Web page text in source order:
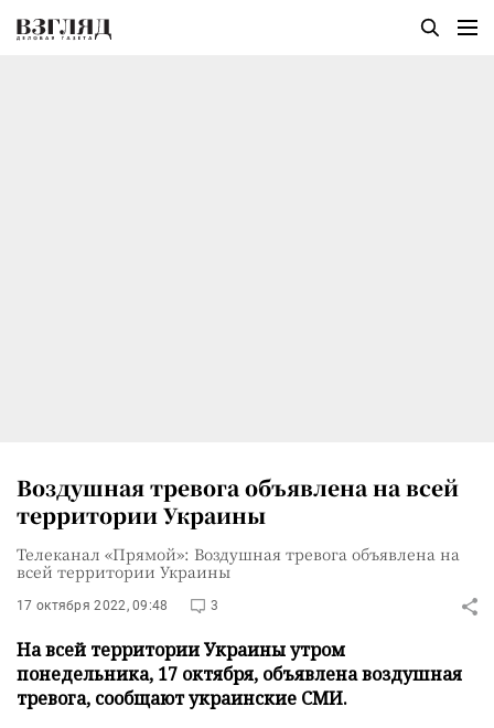
Воздушная тревога объявлена на всей
территории Украины
Телеканал «Прямой»: Воздушная тревога объявлена на
всей территории Украины
17 октября 2022, 09:48 3
На всей территории Украины утром
понедельника, 17 октября, объявлена воздушная
тревога, сообщают украинские СМИ.